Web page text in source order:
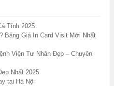
Tính 2025
Bảng Giá In Card Visit Mới Nhất
Viện Tư Nhân Đẹp – Chuyên
Nhất 2025
tại Hà Nội